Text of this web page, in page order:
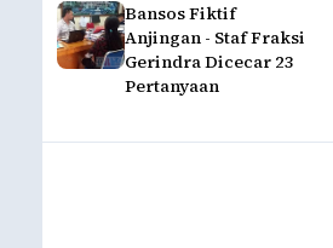
Bansos Fiktif
Anjingan - Staf Fraksi
Gerindra Dicecar 23
Pertanyaan